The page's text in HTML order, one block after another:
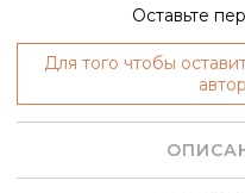
Оставьте
Для того чтобы